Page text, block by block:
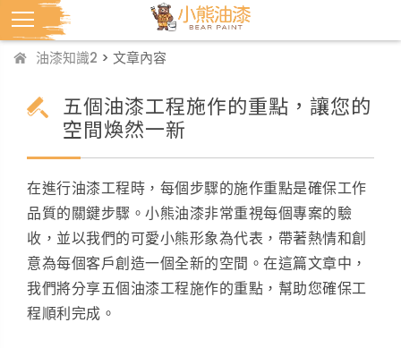
油漆知識2 > 文章內容
五個油漆工程施作的重點，讓您的
空間煥然一新
在進行油漆工程時，每個步驟的施作重點是確保工作
品質的關鍵步驟。小熊油漆非常重視每個專案的驗
收，並以我們的可愛小熊形象為代表，帶著熱情和創
意為每個客戶創造一個全新的空間。在這篇文章中，
我們將分享五個油漆工程施作的重點，幫助您確保工
程順利完成。